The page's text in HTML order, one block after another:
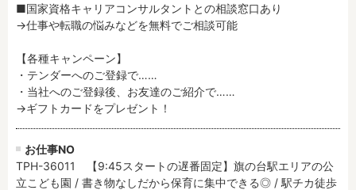
■国家資格キャリアコンサルタントとの相談窓口あり
→仕事や転職の悩みなどを無料でご相談可能
【各種キャンペーン】
・テンダーへのご登録で……
・当社へのご登録後、お友達のご紹介で……
→ギフトカードをプレゼント！
お仕事NO
TPH-36011 【9:45スタートの遅番固定】旗の台駅エリアの公
立こども園 / 書き物なしだから保育に集中できる◎ / 駅チカ徒歩